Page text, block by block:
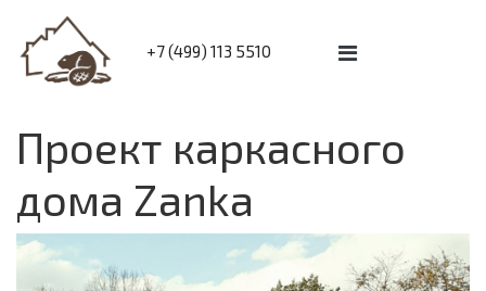
+7 (499) 113 5510
Проект каркасного
дома Zanka